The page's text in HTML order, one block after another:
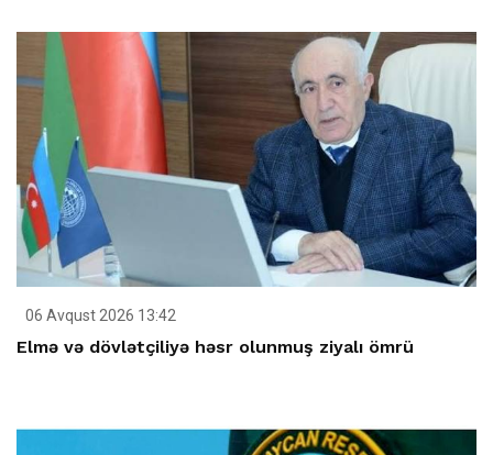
06 Avqust 2026 13:42
Elmə və dövlətçiliyə həsr olunmuş ziyalı ömrü